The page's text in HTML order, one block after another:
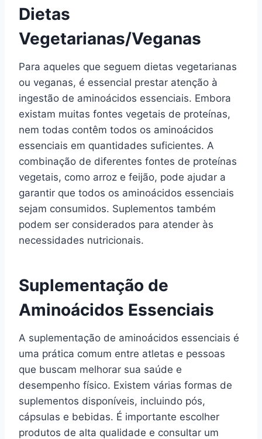
Dietas
Vegetarianas/Veganas
Para aqueles que seguem dietas vegetarianas
ou veganas, é essencial prestar atenção à
ingestão de aminoácidos essenciais. Embora
existam muitas fontes vegetais de proteínas,
nem todas contêm todos os aminoácidos
essenciais em quantidades suficientes. A
combinação de diferentes fontes de proteínas
vegetais, como arroz e feijão, pode ajudar a
garantir que todos os aminoácidos essenciais
sejam consumidos. Suplementos também
podem ser considerados para atender às
necessidades nutricionais.
Suplementação de
Aminoácidos Essenciais
A suplementação de aminoácidos essenciais é
uma prática comum entre atletas e pessoas
que buscam melhorar sua saúde e
desempenho físico. Existem várias formas de
suplementos disponíveis, incluindo pós,
cápsulas e bebidas. É importante escolher
produtos de alta qualidade e consultar um